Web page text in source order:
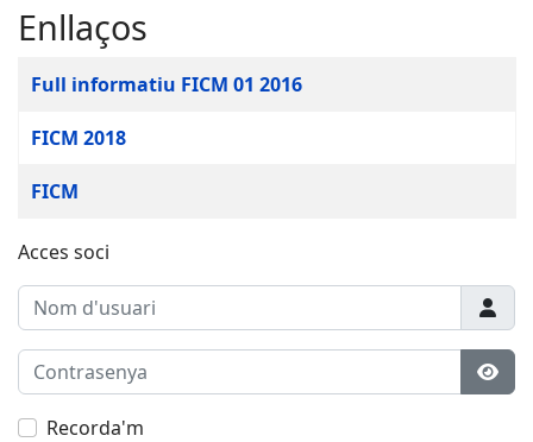
Enllaços
Títol
Full informatiu FICM 01 2016
FICM 2018
FICM
Acces soci
Nom d'usuari
Contrasenya
Recorda'm